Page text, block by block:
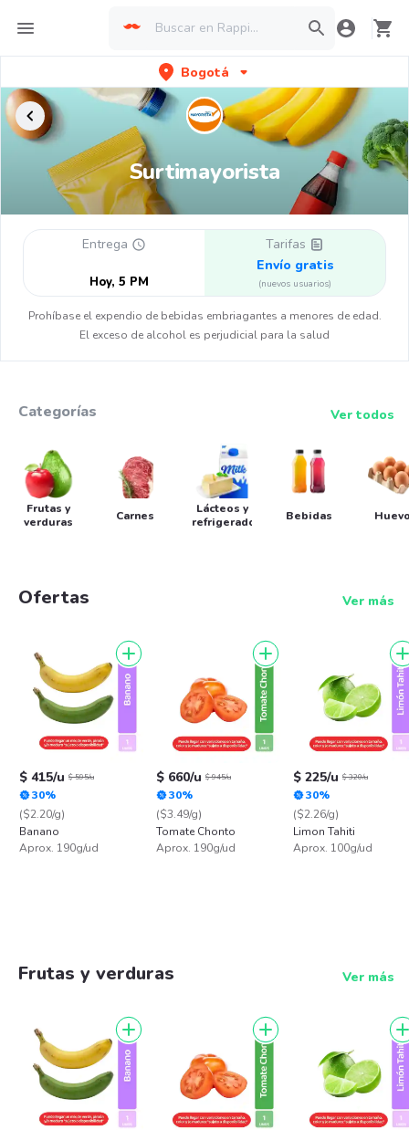
Bogotá
Surtimayorista
Entrega
Hoy, 5 PM
Tarifas
Envío gratis
(nuevos usuarios)
Prohíbase el expendio de bebidas embriagantes a menores de edad.
El exceso de alcohol es perjudicial para la salud
Categorías Ver todos
Frutas y
verduras
Carnes
Lácteos y
refrigerados
Bebidas
Ofertas Ver más
$ 415/u $ 595/u
30%
($2.20/g)
Banano
Aprox. 190g/ud
$ 660/u $ 945/u
30%
($3.49/g)
Tomate Chonto
Aprox. 190g/ud
$ 225/u $ 320/u
30%
($2.26/g)
Limon Tahiti
Aprox. 100g/ud
Frutas y verduras Ver más